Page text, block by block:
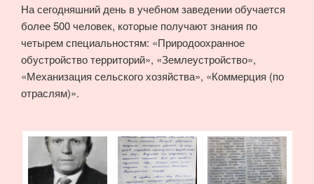
На сегодняшний день в учебном заведении обучается
более 500 человек, которые получают знания по
четырем специальностям: «Природоохранное
обустройство территорий», «Землеустройство»,
«Механизация сельского хозяйства», «Коммерция (по
отраслям)».